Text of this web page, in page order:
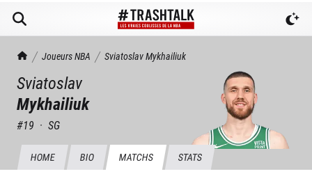
TrashTalk Actu NBA
Joueurs NBA SviatoslavMykhailiuk
Sviatoslav
Mykhailiuk
#19 · SG
HOME BIO MATCHS STATS